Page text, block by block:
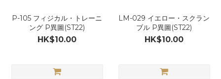
P-105 フィジカル・トレーニ
ング P異圖(ST22)
HK$10.00
LM-029 イエロー・スクラン
ブル P異圖(ST22)
HK$10.00